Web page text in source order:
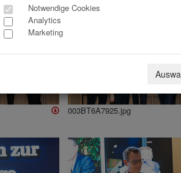
003BT6A7925.jpg
Notwendige Cookies
Analytics
Marketing